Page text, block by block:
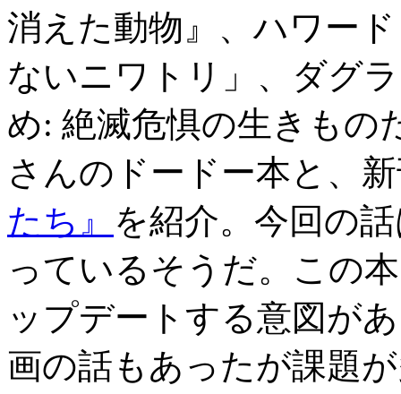
消えた動物』、ハワー
ないニワトリ」、ダグ
め: 絶滅危惧の生きもの
さんのドードー本と、
たち』 を紹介。今回の
っているそうだ。この
ップデートする意図が
画の話もあったが課題